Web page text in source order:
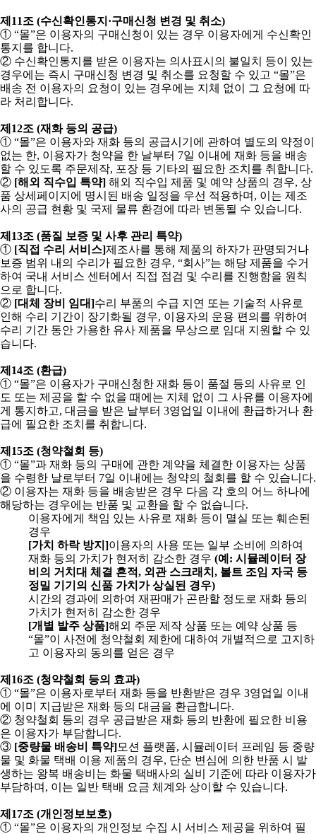
제 11조 (수신확인통지 ·구매신청 변경 및 취소)
① “몰”은 이용자의 구매신청이 있는 경우 이용자에게 수신확인
통지를 합니다.
② 수신확인통지를 받은 이용자는 의사표시의 불일치 등이 있는
경우에는 즉시 구매신청 변경 및 취소를 요청할 수 있고 “몰”은
배송 전 이용자의 요청이 있는 경우에는 지체 없이 그 요청에 따
라 처리합니다.
제 12조 (재화 등의 공급)
① “몰”은 이용자와 재화 등의 공급시기에 관하여 별도의 약정이
없는 한, 이용자가 청약을 한 날부터 7일 이내에 재화 등을 배송
할 수 있도록 주문제작, 포장 등 기타의 필요한 조치를 취합니다.
② [해외 직수입 특약] 해외 직수입 제품 및 예약 상품의 경우, 상
품 상세페이지에 명시된 배송 일정을 우선 적용하며 , 이는 제조
사의 공급 현황 및 국제 물류 환경에 따라 변동될 수 있습니다.
제 13조 (품질 보증 및 사후 관리 특약)
① [직접 수리 서비스]제조사를 통해 제품의 하자가 판명되거나
보증 범위 내의 수리가 필요한 경우, “회사”는 해당 제품을 수거
하여 국내 서비스 센터에서 직접 점검 및 수리를 진행함을 원칙
으로 합니다.
② [대체 장비 임대]수리 부품의 수급 지연 또는 기술적 사유로
인해 수리 기간이 장기화될 경우, 이용자의 운용 편의를 위하여
수리 기간 동안 가용한 유사 제품을 무상으로 임대 지원할 수 있
습니다.
제 14조 (환급)
① “몰”은 이용자가 구매신청한 재화 등이 품절 등의 사유로 인
도 또는 제공을 할 수 없을 때에는 지체 없이 그 사유를 이용자에
게 통지하고, 대금을 받은 날부터 3영업일 이내에 환급하거나 환
급에 필요한 조치를 취합니다.
제 15조 (청약철회 등)
① “몰”과 재화 등의 구매에 관한 계약을 체결한 이용자는 상품
을 수령한 날로부터 7일 이내에는 청약의 철회를 할 수 있습니다.
② 이용자는 재화 등을 배송받은 경우 다음 각 호의 어느 하나에
해당하는 경우에는 반품 및 교환을 할 수 없습니다.
이용자에게 책임 있는 사유로 재화 등이 멸실 또는 훼손된
경우
[가치 하락 방지 ]이용자의 사용 또는 일부 소비에 의하여
재화 등의 가치가 현저히 감소한 경우 (예 : 시뮬레이터 장
비의 거치대 체결 흔적, 외관 스크래치 , 볼트 조임 자국 등
정밀 기기의 신품 가치가 상실된 경우)
시간의 경과에 의하여 재판매가 곤란할 정도로 재화 등의
가치가 현저히 감소한 경우
[개별 발주 상품]해외 주문 제작 상품 또는 예약 상품 등
“몰”이 사전에 청약철회 제한에 대하여 개별적으로 고지하
고 이용자의 동의를 얻은 경우
제 16조 (청약철회 등의 효과)
① “몰”은 이용자로부터 재화 등을 반환받은 경우 3영업일 이내
에 이미 지급받은 재화 등의 대금을 환급합니다.
② 청약철회 등의 경우 공급받은 재화 등의 반환에 필요한 비용
은 이용자가 부담합니다.
③ [중량물 배송비 특약]모션 플랫폼, 시뮬레이터 프레임 등 중량
물 및 화물 택배 이용 제품의 경우, 단순 변심에 의한 반품 시 발
생하는 왕복 배송비는 화물 택배사의 실비 기준에 따라 이용자가
부담하며 , 이는 일반 택배 요금 체계와 상이할 수 있습니다.
제 17조 (개인정보보호)
① “몰”은 이용자의 개인정보 수집 시 서비스 제공을 위하여 필